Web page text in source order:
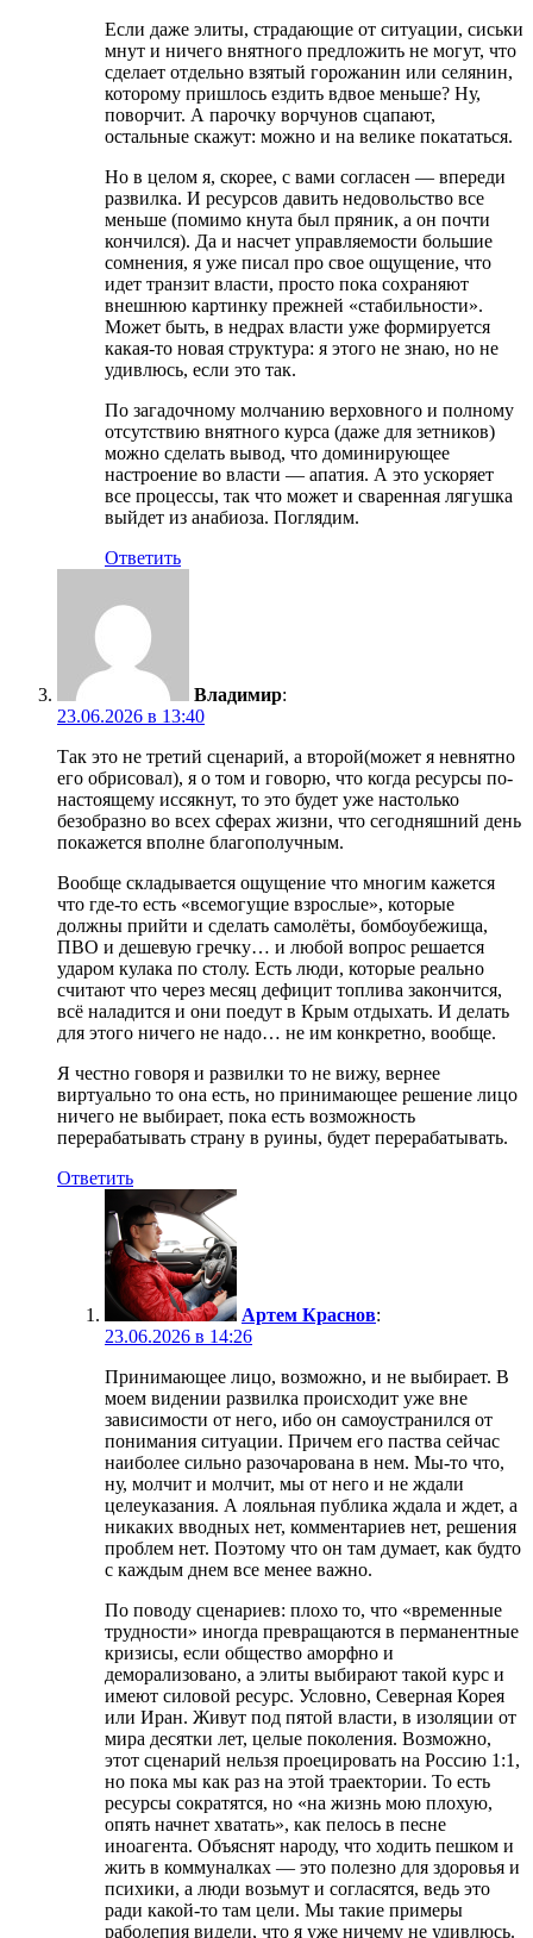
Если даже элиты, страдающие от ситуации, сиськи
мнут и ничего внятного предложить не могут, что
сделает отдельно взятый горожанин или селянин,
которому пришлось ездить вдвое меньше? Ну,
поворчит. А парочку ворчунов сцапают,
остальные скажут: можно и на велике покататься.
Но в целом я, скорее, с вами согласен — впереди
развилка. И ресурсов давить недовольство все
меньше (помимо кнута был пряник, а он почти
кончился). Да и насчет управляемости большие
сомнения, я уже писал про свое ощущение, что
идет транзит власти, просто пока сохраняют
внешнюю картинку прежней «стабильности».
Может быть, в недрах власти уже формируется
какая-то новая структура: я этого не знаю, но не
удивлюсь, если это так.
По загадочному молчанию верховного и полному
отсутствию внятного курса (даже для зетников)
можно сделать вывод, что доминирующее
настроение во власти — апатия. А это ускоряет
все процессы, так что может и сваренная лягушка
выйдет из анабиоза. Поглядим.
Ответить
Владимир:
23.06.2026 в 13:40
Так это не третий сценарий, а второй(может я невнятно
его обрисовал), я о том и говорю, что когда ресурсы по-
настоящему иссякнут, то это будет уже настолько
безобразно во всех сферах жизни, что сегодняшний день
покажется вполне благополучным.
Вообще складывается ощущение что многим кажется
что где-то есть «всемогущие взрослые», которые
должны прийти и сделать самолёты, бомбоубежища,
ПВО и дешевую гречку… и любой вопрос решается
ударом кулака по столу. Есть люди, которые реально
считают что через месяц дефицит топлива закончится,
всё наладится и они поедут в Крым отдыхать. И делать
для этого ничего не надо… не им конкретно, вообще.
Я честно говоря и развилки то не вижу, вернее
виртуально то она есть, но принимающее решение лицо
ничего не выбирает, пока есть возможность
перерабатывать страну в руины, будет перерабатывать.
Ответить
Артем Краснов:
23.06.2026 в 14:26
Принимающее лицо, возможно, и не выбирает. В
моем видении развилка происходит уже вне
зависимости от него, ибо он самоустранился от
понимания ситуации. Причем его паства сейчас
наиболее сильно разочарована в нем. Мы-то что,
ну, молчит и молчит, мы от него и не ждали
целеуказания. А лояльная публика ждала и ждет, а
никаких вводных нет, комментариев нет, решения
проблем нет. Поэтому что он там думает, как будто
с каждым днем все менее важно.
По поводу сценариев: плохо то, что «временные
трудности» иногда превращаются в перманентные
кризисы, если общество аморфно и
деморализовано, а элиты выбирают такой курс и
имеют силовой ресурс. Условно, Северная Корея
или Иран. Живут под пятой власти, в изоляции от
мира десятки лет, целые поколения. Возможно,
этот сценарий нельзя проецировать на Россию 1:1,
но пока мы как раз на этой траектории. То есть
ресурсы сократятся, но «на жизнь мою плохую,
опять начнет хватать», как пелось в песне
иноагента. Объяснят народу, что ходить пешком и
жить в коммуналках — это полезно для здоровья и
психики, а люди возьмут и согласятся, ведь это
ради какой-то там цели. Мы такие примеры
раболепия видели, что я уже ничему не удивлюсь.